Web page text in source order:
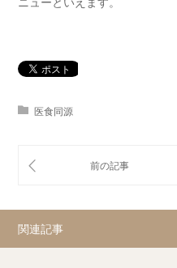
ニューといえます。
医食同源
関連記事